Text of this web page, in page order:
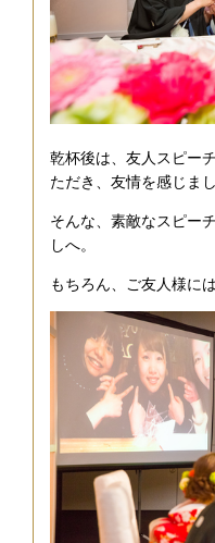
乾杯後は、友人スピー
ただき、友情を感じまし
そんな、素敵なスピー
しへ。
もちろん、ご友人様に